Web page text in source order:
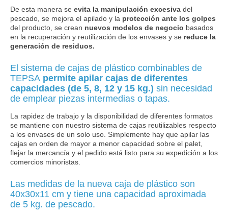
De esta manera se evita la manipulación excesiva del
pescado, se mejora el apilado y la protección ante los golpes
del producto, se crean nuevos modelos de negocio basados
en la recuperación y reutilización de los envases y se reduce la
generación de residuos.
El sistema de cajas de plástico combinables de
TEPSA permite apilar cajas de diferentes
capacidades (de 5, 8, 12 y 15 kg.) sin necesidad
de emplear piezas intermedias o tapas.
La rapidez de trabajo y la disponibilidad de diferentes formatos
se mantiene con nuestro sistema de cajas reutilizables respecto
a los envases de un solo uso. Simplemente hay que apilar las
cajas en orden de mayor a menor capacidad sobre el palet,
flejar la mercancía y el pedido está listo para su expedición a los
comercios minoristas.
Las medidas de la nueva caja de plástico son
40x30x11 cm y tiene una capacidad aproximada
de 5 kg. de pescado.